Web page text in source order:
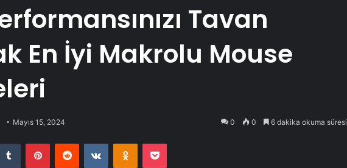
Tavan
En İyi Makrolu Mouse
Mayıs 15, 2024 0 0 6 dakika okuma süresi
Tumblr PinterestReddit VKontakteOdnoklassniki
Pocket